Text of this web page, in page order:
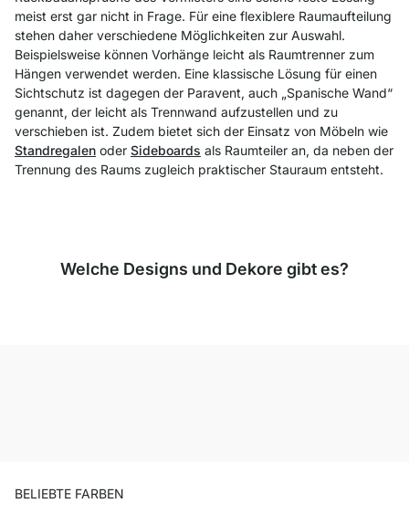
meist erst gar nicht in Frage. Für eine flexiblere Raumaufteilung
stehen daher verschiedene Möglichkeiten zur Auswahl.
Beispielsweise können Vorhänge leicht als Raumtrenner zum
Hängen verwendet werden. Eine klassische Lösung für einen
Sichtschutz ist dagegen der Paravent, auch „Spanische Wand“
genannt, der leicht als Trennwand aufzustellen und zu
verschieben ist. Zudem bietet sich der Einsatz von Möbeln wie
Standregalen oder Sideboards als Raumteiler an, da neben der
Trennung des Raums zugleich praktischer Stauraum entsteht.
Welche Designs und Dekore gibt es?
BELIEBTE FARBEN